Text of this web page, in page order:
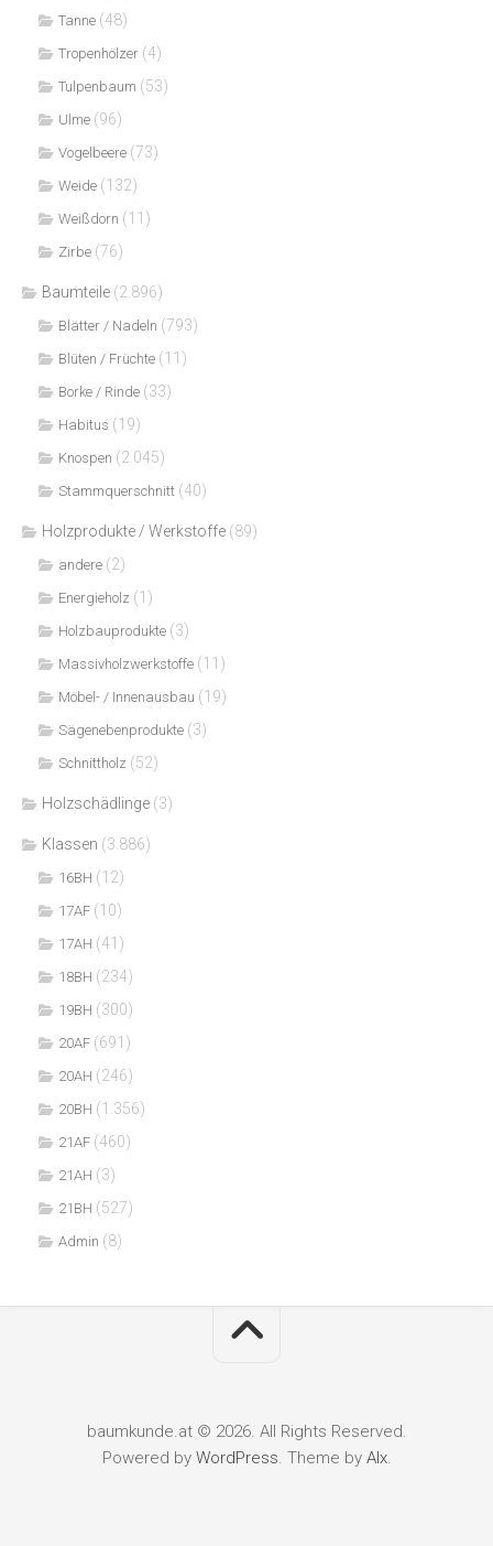
Tanne (48)
Tropenhölzer (4)
Tulpenbaum (53)
Ulme (96)
Vogelbeere (73)
Weide (132)
Weißdorn (11)
Zirbe (76)
Baumteile (2.896)
Blätter / Nadeln (793)
Blüten / Früchte (11)
Borke / Rinde (33)
Habitus (19)
Knospen (2.045)
Stammquerschnitt (40)
Holzprodukte / Werkstoffe (89)
andere (2)
Energieholz (1)
Holzbauprodukte (3)
Massivholzwerkstoffe (11)
Möbel- / Innenausbau (19)
Sägenebenprodukte (3)
Schnittholz (52)
Holzschädlinge (3)
Klassen (3.886)
16BH (12)
17AF (10)
17AH (41)
18BH (234)
19BH (300)
20AF (691)
20AH (246)
20BH (1.356)
21AF (460)
21AH (3)
21BH (527)
Admin (8)
baumkunde.at © 2026. All Rights Reserved.
Powered by WordPress. Theme by Alx.